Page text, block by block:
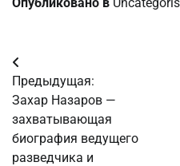
Навигация
по
записям
Предыдущая:
Захар Назаров —
захватывающая
биография ведущего
разведчика и